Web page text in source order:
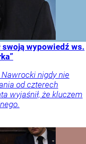
wypowiedź ws.
nigdy nie
od czterech
wyjaśnił, że kluczem